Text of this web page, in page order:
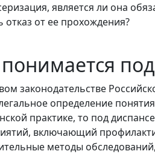
является ли она
отказ от ее прохождения?
законодательстве
определение
практике, то под
включающий
методы